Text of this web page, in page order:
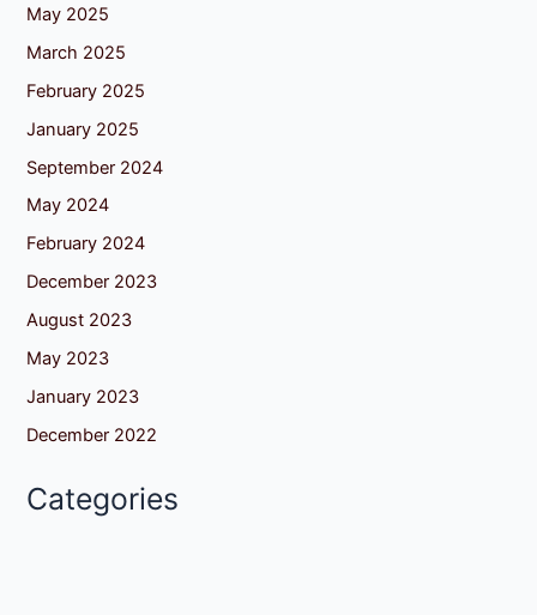
May 2025
March 2025
February 2025
January 2025
September 2024
May 2024
February 2024
December 2023
August 2023
May 2023
January 2023
December 2022
Categories